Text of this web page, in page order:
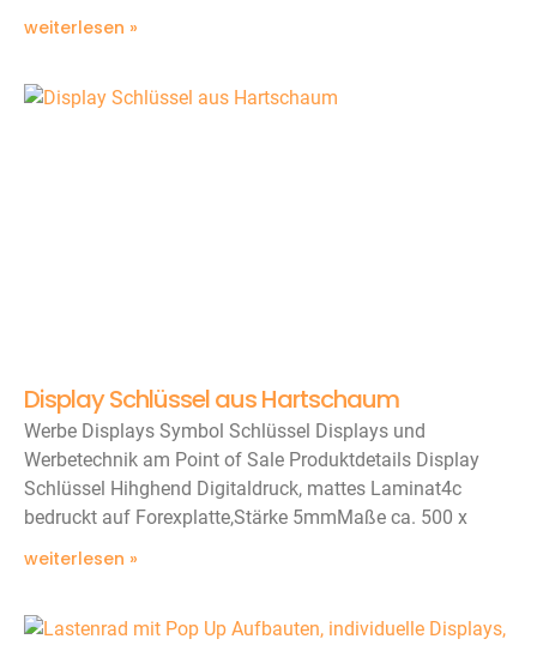
weiterlesen »
Display Schlüssel aus Hartschaum
Werbe Displays Symbol Schlüssel Displays und
Werbetechnik am Point of Sale Produktdetails Display
Schlüssel Hihghend Digitaldruck, mattes Laminat4c
bedruckt auf Forexplatte,Stärke 5mmMaße ca. 500 x
weiterlesen »